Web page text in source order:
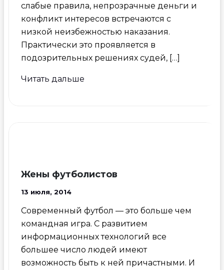
слабые правила, непрозрачные деньги и
конфликт интересов встречаются с
низкой неизбежностью наказания.
Практически это проявляется в
подозрительных решениях судей, […]
Футбол
что
этим
делать
Читать дальше
Жены футболистов
13 июля, 2014
Современный футбол — это больше чем
командная игра. С развитием
информационных технологий все
большее число людей имеют
возможность быть к ней причастными. И